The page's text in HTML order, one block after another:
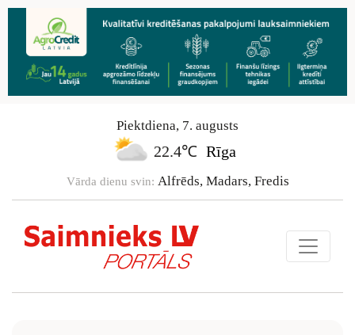
Piektdiena, 7. augusts
22.4℃ Rīga
Vārda dienu svin: Alfrēds, Madars, Fredis